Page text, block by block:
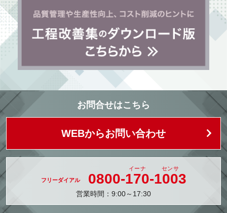
お問合せはこちら
WEBからお問い合わせ
0800-170-1003
営業時間：9:00～17:30